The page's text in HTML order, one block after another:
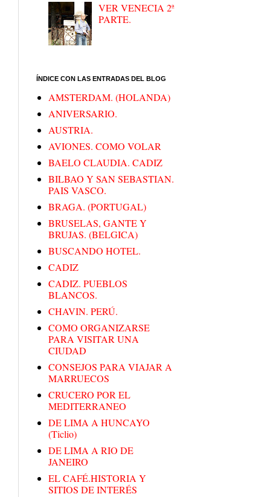
VER VENECIA 2ª
PARTE.
ÍNDICE CON LAS ENTRADAS DEL BLOG
AMSTERDAM. (HOLANDA)
ANIVERSARIO.
AUSTRIA.
AVIONES. COMO VOLAR
BAELO CLAUDIA. CADIZ
BILBAO Y SAN SEBASTIAN.
PAIS VASCO.
BRAGA. (PORTUGAL)
BRUSELAS, GANTE Y
BRUJAS. (BELGICA)
BUSCANDO HOTEL.
CADIZ
CADIZ. PUEBLOS
BLANCOS.
CHAVIN. PERÚ.
COMO ORGANIZARSE
PARA VISITAR UNA
CIUDAD
CONSEJOS PARA VIAJAR A
MARRUECOS
CRUCERO POR EL
MEDITERRANEO
DE LIMA A HUNCAYO
(Ticlio)
DE LIMA A RIO DE
JANEIRO
EL CAFÉ.HISTORIA Y
SITIOS DE INTERÉS